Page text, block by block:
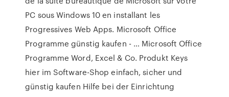
PC sous Windows 10 en installant les
Progressives Web Apps. Microsoft Office
Programme günstig kaufen - … Microsoft Office
Programme Word, Excel & Co. Produkt Keys
hier im Software-Shop einfach, sicher und
günstig kaufen Hilfe bei der Einrichtung